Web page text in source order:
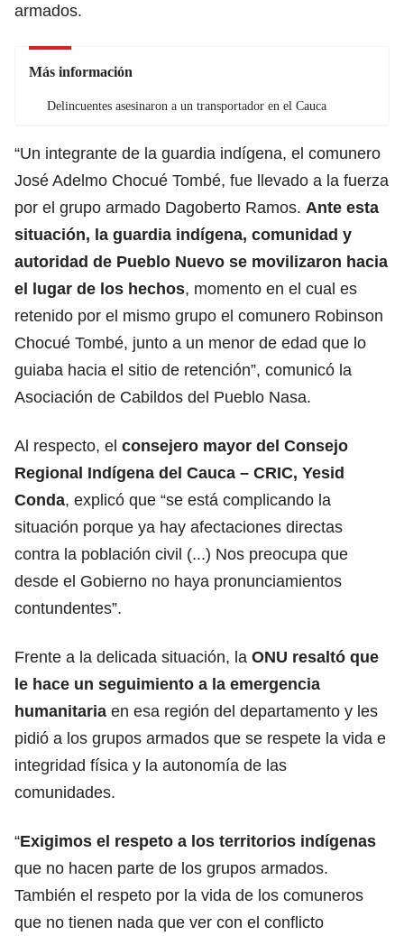
armados.
Más información
Delincuentes asesinaron a un transportador en el Cauca
“Un integrante de la guardia indígena, el comunero
José Adelmo Chocué Tombé, fue llevado a la fuerza
por el grupo armado Dagoberto Ramos. Ante esta
situación, la guardia indígena, comunidad y
autoridad de Pueblo Nuevo se movilizaron hacia
el lugar de los hechos, momento en el cual es
retenido por el mismo grupo el comunero Robinson
Chocué Tombé, junto a un menor de edad que lo
guiaba hacia el sitio de retención”, comunicó la
Asociación de Cabildos del Pueblo Nasa.
Al respecto, el consejero mayor del Consejo
Regional Indígena del Cauca – CRIC, Yesid
Conda, explicó que “se está complicando la
situación porque ya hay afectaciones directas
contra la población civil (...) Nos preocupa que
desde el Gobierno no haya pronunciamientos
contundentes”.
Frente a la delicada situación, la ONU resaltó que
le hace un seguimiento a la emergencia
humanitaria en esa región del departamento y les
pidió a los grupos armados que se respete la vida e
integridad física y la autonomía de las
comunidades.
“Exigimos el respeto a los territorios indígenas
que no hacen parte de los grupos armados.
También el respeto por la vida de los comuneros
que no tienen nada que ver con el conflicto